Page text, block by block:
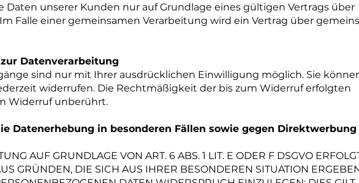
Daten unserer Kunden nur auf Grundlage eines gültigen Vertrags über
Falle einer gemeinsamen Verarbeitung wird ein Vertrag über
Datenverarbeitung
sind nur mit Ihrer ausdrücklichen Einwilligung möglich. Sie
widerrufen. Die Rechtmäßigkeit der bis zum Widerruf erfolgten
Widerruf unberührt.
Datenerhebung in besonderen Fällen sowie gegen Direktwerbung
AUF GRUNDLAGE VON ART. 6 ABS. 1 LIT. E ODER F DSGVO
GRÜNDEN, DIE SICH AUS IHRER BESONDEREN SITUATION